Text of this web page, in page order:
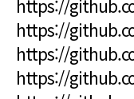
https://
https://
https://
https://